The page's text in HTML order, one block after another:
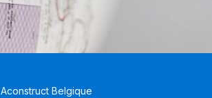
Aconstruct Belgique